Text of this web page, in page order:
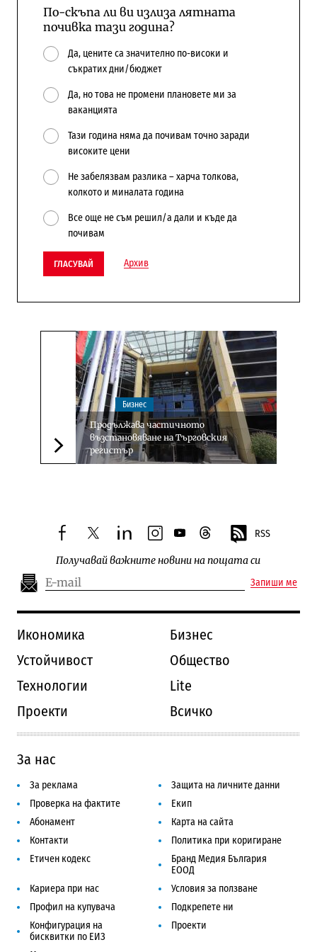
По-скъпа ли ви излиза лятната
почивка тази година?
Да, цените са значително по-високи и
съкратих дни/бюджет
Да, но това не промени плановете ми за
ваканцията
Тази година няма да почивам точно заради
високите цени
Не забелязвам разлика – харча толкова,
колкото и миналата година
Все още не съм решил/а дали и къде да
почивам
ГЛАСУВАЙ Архив
Следваща новина
Бизнес
Продължава частичното
възстановяване на Търговския
регистър
facebooktwitterlinkedininstagram
youtubethreads RSS
Получавай важните новини на пощата си
Запиши ме
Икономика
Бизнес
Устойчивост
Общество
Технологии
Lite
Проекти
Всичко
За нас
За реклама
Защита на личните данни
Проверка на фактите
Екип
Абонамент
Карта на сайта
Контакти
Политика при коригиране
Етичен кодекс
Бранд Медия България
ЕООД
Кариера при нас
Условия за ползване
Профил на купувача
Подкрепете ни
Конфигурация на
бисквитки по ЕИЗ
Проекти